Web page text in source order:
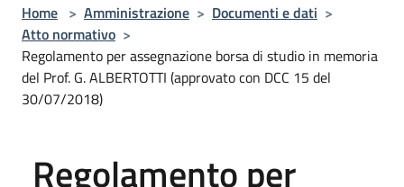
Home > Amministrazione > Documenti e dati >
Atto normativo >
Regolamento per assegnazione borsa di studio in memoria
del Prof. G. ALBERTOTTI (approvato con DCC 15 del
30/07/2018)
Regolamento per